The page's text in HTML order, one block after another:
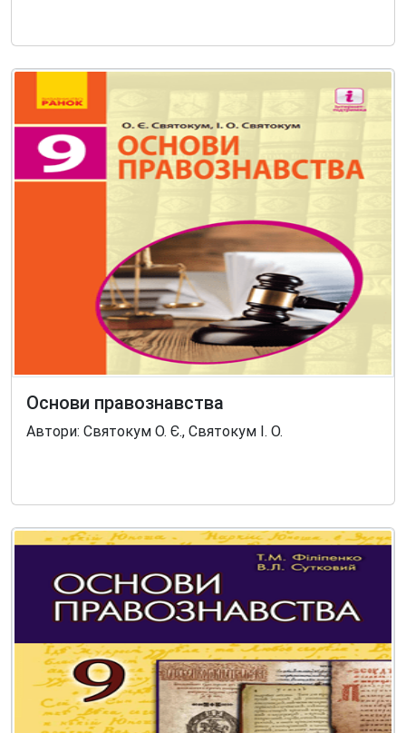
Основи правознавства
Автори: Святокум О. Є., Святокум І. О.